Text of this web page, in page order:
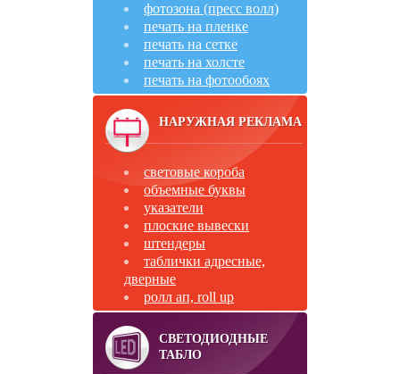
фотозона (пресс волл)
печать на пленке
печать на сетке
печать на холсте
печать на фотообоях
НАРУЖНАЯ РЕКЛАМА
световые короба
объемные буквы
указатели
плоские вывески
штендеры
таблички адресные,
дверные
ролл ап, roll up
СВЕТОДИОДНЫЕ
ТАБЛО